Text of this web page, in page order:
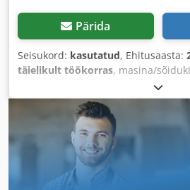
Pärida
Seisukord: kasutatud, Ehitusaasta:
täielikult töökorras, masina/
kolmefaasiline
sisendpinge:400 V, sisendvool:10 A
, kandevõime:250 kg